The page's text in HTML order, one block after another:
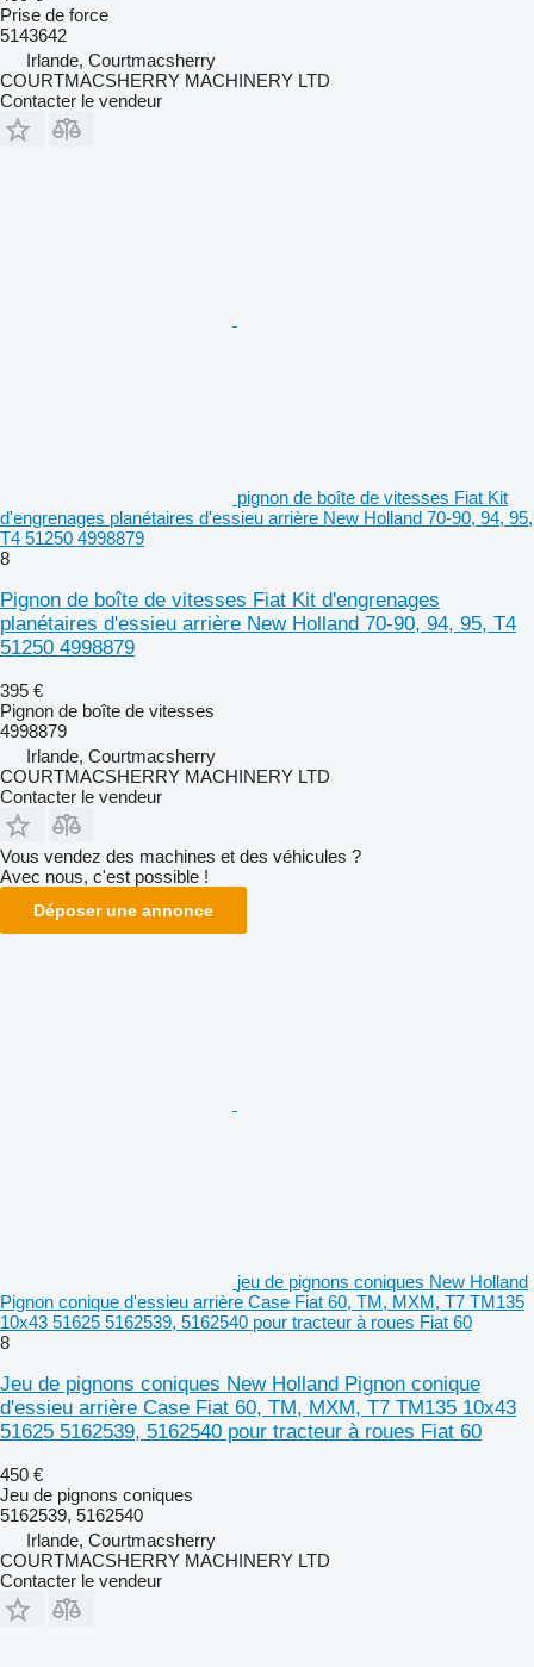
Prise de force
5143642
Irlande, Courtmacsherry
COURTMACSHERRY MACHINERY LTD
Contacter le vendeur
pignon de boîte de vitesses Fiat Kit
d'engrenages planétaires d'essieu arrière New Holland 70-90, 94, 95,
T4 51250 4998879
8
Pignon de boîte de vitesses Fiat Kit d'engrenages
planétaires d'essieu arrière New Holland 70-90, 94, 95, T4
51250 4998879
395 €
Pignon de boîte de vitesses
4998879
Irlande, Courtmacsherry
COURTMACSHERRY MACHINERY LTD
Contacter le vendeur
Vous vendez des machines et des véhicules ?
Avec nous, c'est possible !
Déposer une annonce
jeu de pignons coniques New Holland
Pignon conique d'essieu arrière Case Fiat 60, TM, MXM, T7 TM135
10x43 51625 5162539, 5162540 pour tracteur à roues Fiat 60
8
Jeu de pignons coniques New Holland Pignon conique
d'essieu arrière Case Fiat 60, TM, MXM, T7 TM135 10x43
51625 5162539, 5162540 pour tracteur à roues Fiat 60
450 €
Jeu de pignons coniques
5162539, 5162540
Irlande, Courtmacsherry
COURTMACSHERRY MACHINERY LTD
Contacter le vendeur